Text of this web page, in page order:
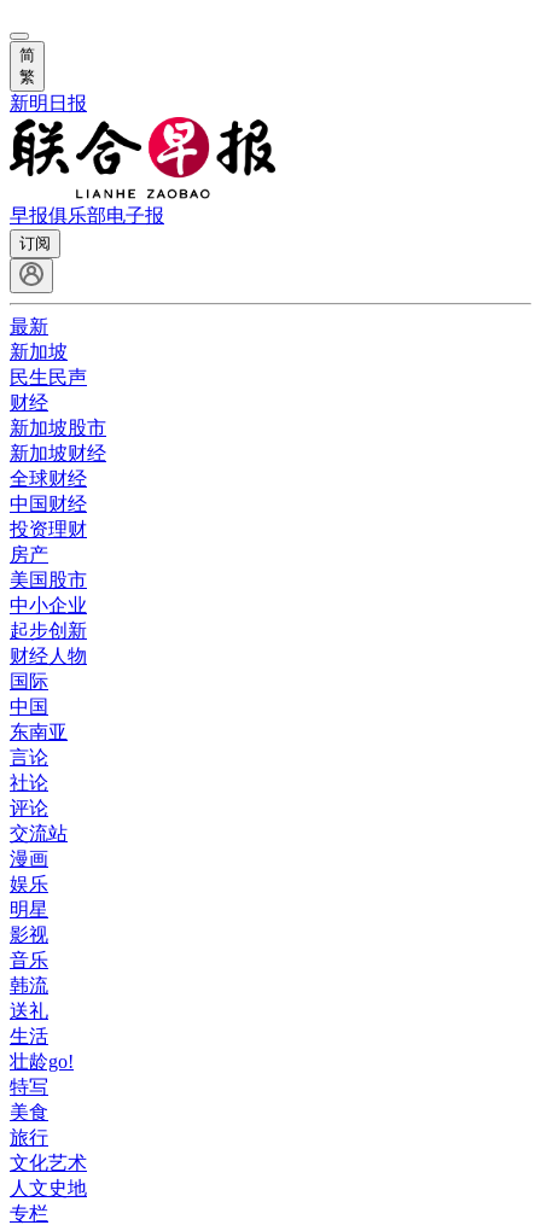
简
繁
新明日报
早报俱乐部电子报
订阅
最新
新加坡
民生民声
财经
新加坡股市
新加坡财经
全球财经
中国财经
投资理财
房产
美国股市
中小企业
起步创新
财经人物
国际
中国
东南亚
言论
社论
评论
交流站
漫画
娱乐
明星
影视
音乐
韩流
送礼
生活
壮龄go!
特写
美食
旅行
文化艺术
人文史地
专栏